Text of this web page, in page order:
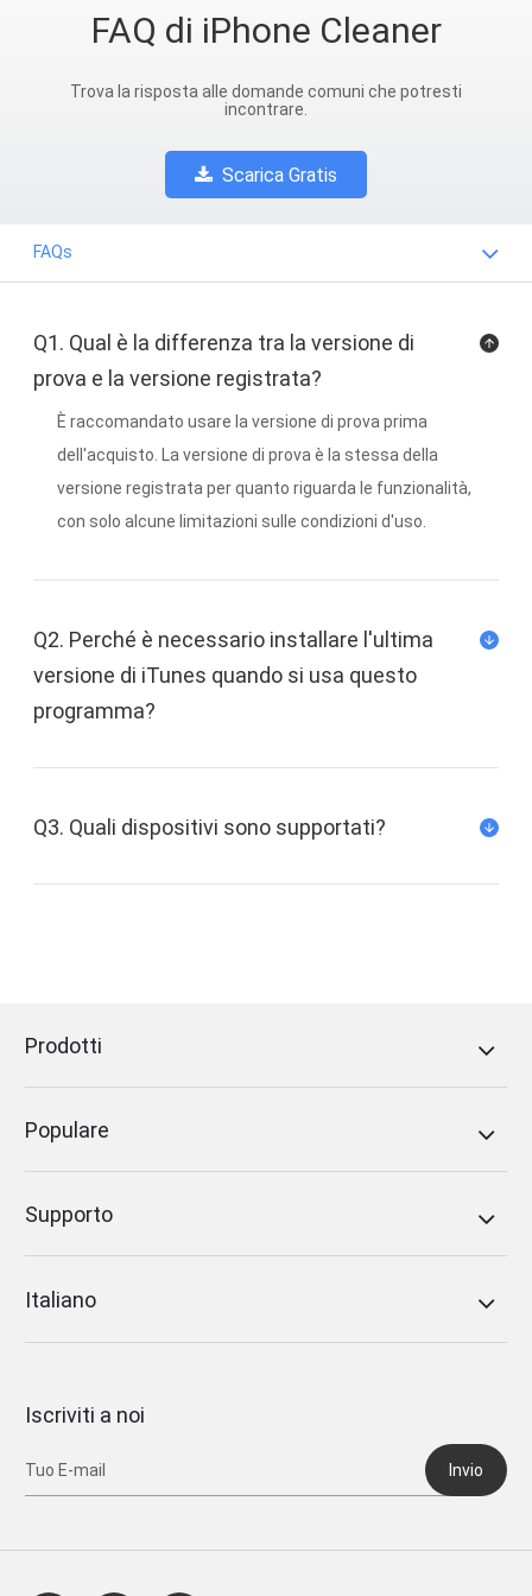
FAQ di iPhone Cleaner
Trova la risposta alle domande comuni che potresti
incontrare.
Scarica Gratis
FAQs
Q1. Qual è la differenza tra la versione di
prova e la versione registrata?
È raccomandato usare la versione di prova prima
dell'acquisto. La versione di prova è la stessa della
versione registrata per quanto riguarda le funzionalità,
con solo alcune limitazioni sulle condizioni d'uso.
Q2. Perché è necessario installare l'ultima
versione di iTunes quando si usa questo
programma?
Q3. Quali dispositivi sono supportati?
Prodotti
Populare
Supporto
Italiano
Iscriviti a noi
Invio